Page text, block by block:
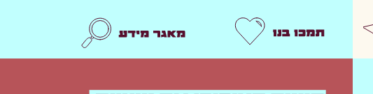
newsletter תמכו בנו